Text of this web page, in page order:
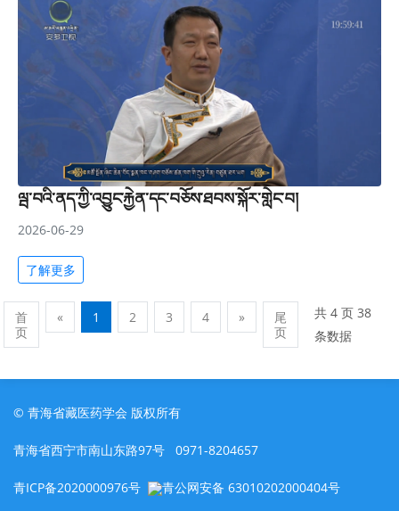
ལྦ་བའི་ནད་ཀྱི་འབྱུང་རྐྱེན་དང་བཅོས་ཐབས་སྐོར་གླེང་བ།
2026-06-29
了解更多
首
页
« 1 2 3 4 »
尾
页
共 4 页 38
条数据
© 青海省藏医药学会 版权所有
青海省西宁市南山东路97号 0971-8204657
青ICP备2020000976号 青公网安备 63010202000404号